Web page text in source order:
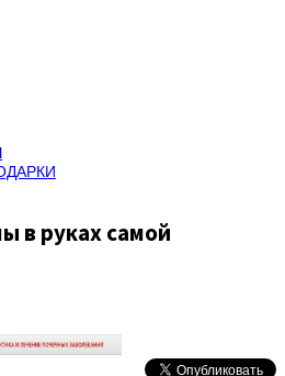
в руках самой